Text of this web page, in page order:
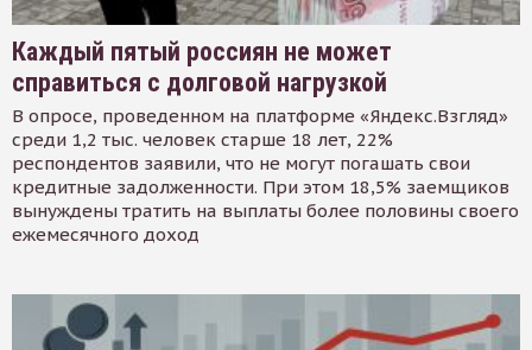
Каждый пятый россиян не может
справиться с долговой нагрузкой
В опросе, проведенном на платформе «Яндекс.Взгляд»
среди 1,2 тыс. человек старше 18 лет, 22%
респондентов заявили, что не могут погашать свои
кредитные задолженности. При этом 18,5% заемщиков
вынуждены тратить на выплаты более половины своего
ежемесячного доход